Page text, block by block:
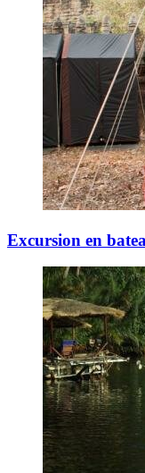
Excursion en